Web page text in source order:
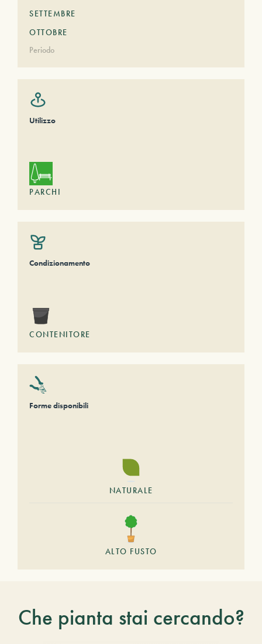
SETTEMBRE
OTTOBRE
Periodo
Utilizzo
PARCHI
Condizionamento
CONTENITORE
Forme disponibili
NATURALE
ALTO FUSTO
Che pianta stai cercando?